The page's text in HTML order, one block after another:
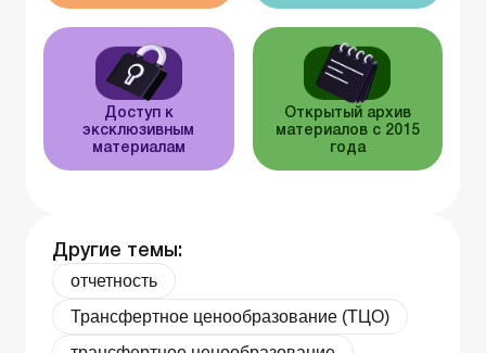
Доступ к
эксклюзивным
материалам
Открытый архив
материалов с 2015
года
Другие темы:
отчетность
Трансфертное ценообразование (ТЦО)